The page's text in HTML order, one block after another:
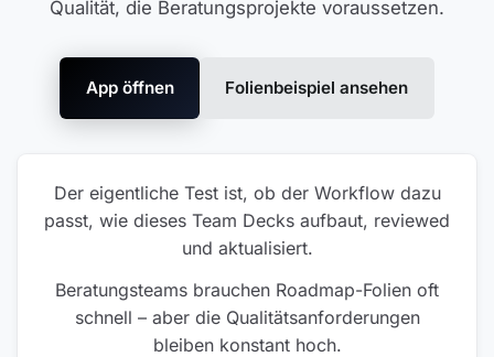
Qualität, die Beratungsprojekte voraussetzen.
App öffnen Folienbeispiel ansehen
Der eigentliche Test ist, ob der Workflow dazu
passt, wie dieses Team Decks aufbaut, reviewed
und aktualisiert.
Beratungsteams brauchen Roadmap-Folien oft
schnell – aber die Qualitätsanforderungen
bleiben konstant hoch.